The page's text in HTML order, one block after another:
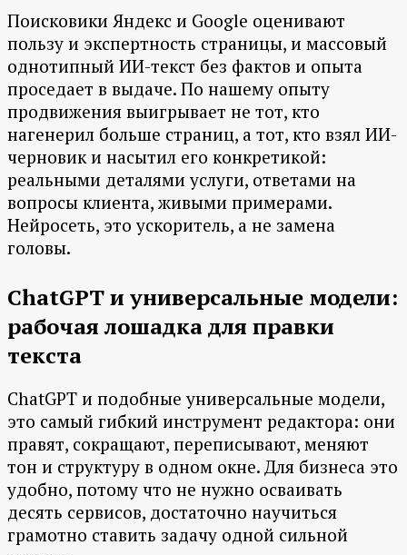
Поисковики Яндекс и Google оценивают
пользу и экспертность страницы, и массовый
однотипный ИИ-текст без фактов и опыта
проседает в выдаче. По нашему опыту
продвижения выигрывает не тот, кто
нагенерил больше страниц, а тот, кто взял ИИ-
черновик и насытил его конкретикой:
реальными деталями услуги, ответами на
вопросы клиента, живыми примерами.
Нейросеть, это ускоритель, а не замена
головы.
ChatGPT и универсальные модели:
рабочая лошадка для правки
текста
ChatGPT и подобные универсальные модели,
это самый гибкий инструмент редактора: они
правят, сокращают, переписывают, меняют
тон и структуру в одном окне. Для бизнеса это
удобно, потому что не нужно осваивать
десять сервисов, достаточно научиться
грамотно ставить задачу одной сильной